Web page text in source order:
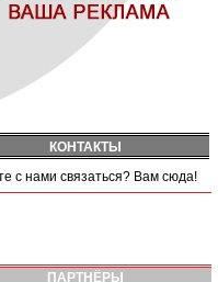
КОНТАКТЫ
с нами связаться? Вам сюда!
ПАРТНЁРЫ